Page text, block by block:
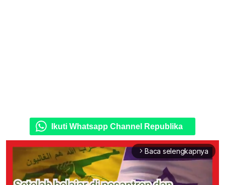
Ikuti Whatsapp Channel Republika
arrow_forward_ios Baca selengkapnya